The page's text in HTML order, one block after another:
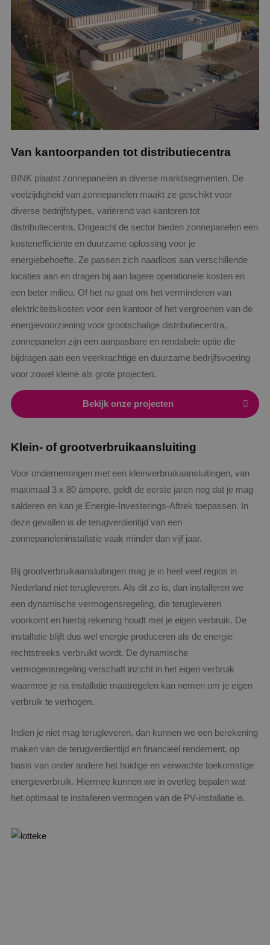
Van kantoorpanden tot distributiecentra
BINK plaatst zonnepanelen in diverse marktsegmenten. De
veelzijdigheid van zonnepanelen maakt ze geschikt voor
diverse bedrijfstypes, variërend van kantoren tot
distributiecentra. Ongeacht de sector bieden zonnepanelen een
kostenefficiënte en duurzame oplossing voor je
energiebehoefte. Ze passen zich naadloos aan verschillende
locaties aan en dragen bij aan lagere operationele kosten en
een beter milieu. Of het nu gaat om het verminderen van
elektriciteitskosten voor een kantoor of het vergroenen van de
energievoorziening voor grootschalige distributiecentra,
zonnepanelen zijn een aanpasbare en rendabele optie die
bijdragen aan een veerkrachtige en duurzame bedrijfsvoering
voor zowel kleine als grote projecten.
Bekijk onze projecten
Klein- of grootverbruikaansluiting
Voor ondernemingen met een kleinverbruikaansluitingen, van
maximaal 3 x 80 ámpere, geldt de eerste jaren nog dat je mag
salderen en kan je Energie-Investerings-Aftrek toepassen. In
deze gevallen is de terugverdientijd van een
zonnepaneleninstallatie vaak minder dan vijf jaar.
Bij grootverbruikaansluitingen mag je in heel veel regios in
Nederland niet terugleveren. Als dit zo is, dan installeren we
een dynamische vermogensregeling, die terugleveren
voorkomt en hierbij rekening houdt met je eigen verbruik. De
installatie blijft dus wel energie produceren als de energie
rechtstreeks verbruikt wordt. De dynamische
vermogensregeling verschaft inzicht in het eigen verbruik
waarmee je na installatie maatregelen kan nemen om je eigen
verbruik te verhogen.
Indien je niet mag terugleveren, dan kunnen we een berekening
maken van de terugverdientijd en financieel rendement, op
basis van onder andere het huidige en verwachte toekomstige
energieverbruik. Hiermee kunnen we in overleg bepalen wat
het optimaal te installeren vermogen van de PV-installatie is.